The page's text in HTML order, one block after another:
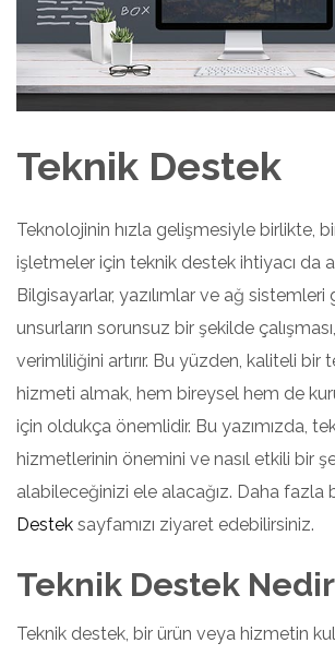
Teknik Destek
Teknolojinin hızla gelişmesiyle birlikte,
işletmeler için teknik destek ihtiyacı da
Bilgisayarlar, yazılımlar ve ağ
unsurların sorunsuz bir şekilde çalışması,
verimliliğini artırır. Bu yüzden, kaliteli bir
hizmeti almak, hem bireysel hem de
için oldukça önemlidir. Bu yazımızda,
hizmetlerinin önemini ve nasıl etkili bir
alabileceğinizi ele alacağız. Daha fazla
Destek sayfamızı ziyaret edebilirsiniz.
Teknik Destek
Teknik destek, bir ürün veya hizmetin